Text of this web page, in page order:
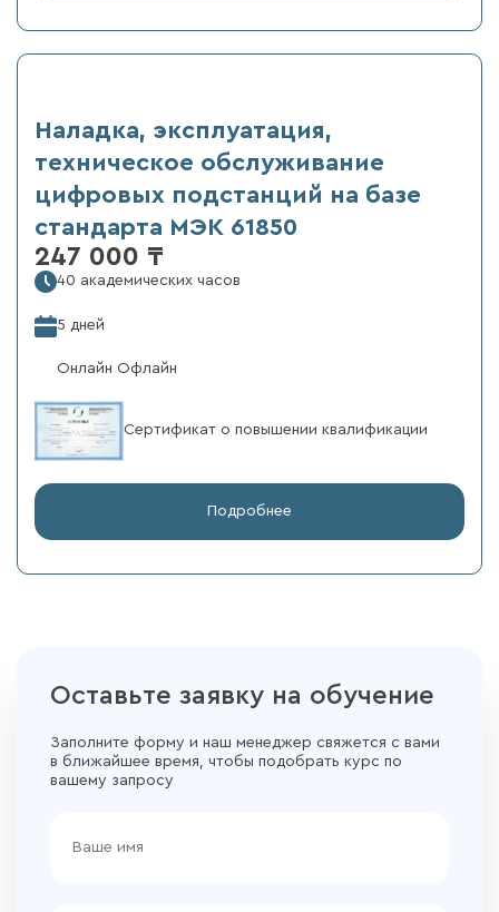
Наладка, эксплуатация,
техническое обслуживание
цифровых подстанций на базе
стандарта МЭК 61850
247 000 ₸
40 академических часов
5 дней
Онлайн Офлайн
Сертификат о повышении квалификации
Подробнее
Оставьте заявку на обучение
Заполните форму и наш менеджер свяжется с вами
в ближайшее время, чтобы подобрать курс по
вашему запросу